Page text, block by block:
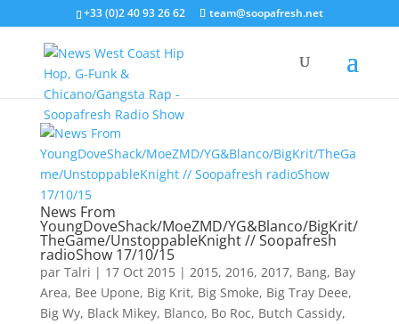
+33 (0)2 40 93 26 62 team@soopafresh.net
News From
YoungDoveShack/MoeZMD/YG&Blanco/BigKrit/
TheGame/UnstoppableKnight // Soopafresh
radioShow 17/10/15
par Talri | 17 Oct 2015| 2015, 2016, 2017, Bang, Bay
Area, Bee Upone, Big Krit, Big Smoke, Big Tray Deee,
Big Wy, Black Mikey, Blanco, Bo Roc, Butch Cassidy,